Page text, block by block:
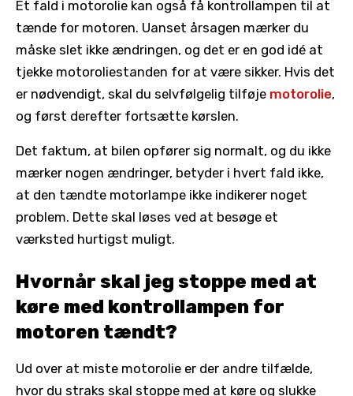
Et fald i motorolie kan også få kontrollampen til at
tænde for motoren. Uanset årsagen mærker du
måske slet ikke ændringen, og det er en god idé at
tjekke motoroliestanden for at være sikker. Hvis det
er nødvendigt, skal du selvfølgelig tilføje motorolie,
og først derefter fortsætte kørslen.
Det faktum, at bilen opfører sig normalt, og du ikke
mærker nogen ændringer, betyder i hvert fald ikke,
at den tændte motorlampe ikke indikerer noget
problem. Dette skal løses ved at besøge et
værksted hurtigst muligt.
Hvornår skal jeg stoppe med at
køre med kontrollampen for
motoren tændt?
Ud over at miste motorolie er der andre tilfælde,
hvor du straks skal stoppe med at køre og slukke